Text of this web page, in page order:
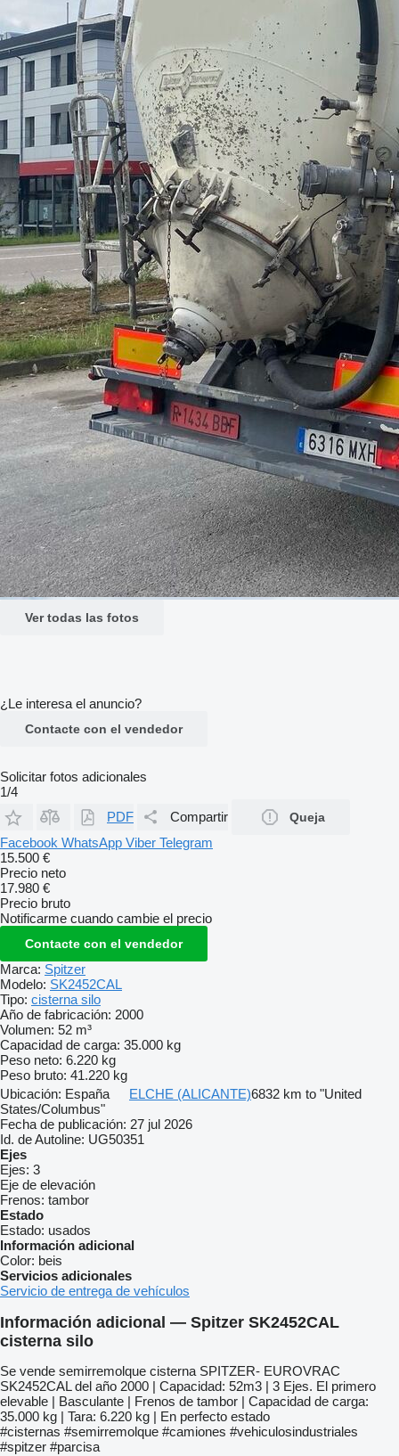
Ver todas las fotos
¿Le interesa el anuncio?
Contacte con el vendedor
Solicitar fotos adicionales
1/4
PDF
Compartir Queja
Facebook WhatsApp Viber Telegram
15.500 €
Precio neto
17.980 €
Precio bruto
Notificarme cuando cambie el precio
Contacte con el vendedor
Marca: Spitzer
Modelo: SK2452CAL
Tipo: cisterna silo
Año de fabricación: 2000
Volumen: 52 m³
Capacidad de carga: 35.000 kg
Peso neto: 6.220 kg
Peso bruto: 41.220 kg
Ubicación: España ELCHE (ALICANTE)6832 km to "United
States/Columbus"
Fecha de publicación: 27 jul 2026
Id. de Autoline: UG50351
Ejes
Ejes: 3
Eje de elevación
Frenos: tambor
Estado
Estado: usados
Información adicional
Color: beis
Servicios adicionales
Servicio de entrega de vehículos
Información adicional — Spitzer SK2452CAL
cisterna silo
Se vende semirremolque cisterna SPITZER- EUROVRAC
SK2452CAL del año 2000 | Capacidad: 52m3 | 3 Ejes. El primero
elevable | Basculante | Frenos de tambor | Capacidad de carga:
35.000 kg | Tara: 6.220 kg | En perfecto estado
#cisternas #semirremolque #camiones #vehiculosindustriales
#spitzer #parcisa